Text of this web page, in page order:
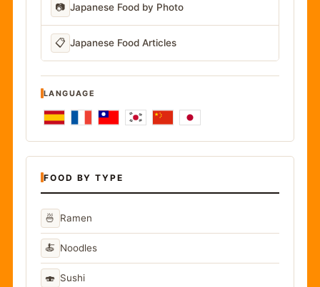
📷 Japanese Food by Photo
📋 Japanese Food Articles
LANGUAGE
FOOD BY TYPE
🍜 Ramen
🍝 Noodles
🍣 Sushi